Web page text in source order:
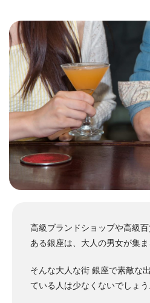
高級ブランドショップや高級
ある銀座は、大人の男女が集ま
そんな大人な街 銀座で素敵な
ている人は少なくないでしょう